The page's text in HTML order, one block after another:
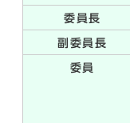
委員長
副委員長
委員